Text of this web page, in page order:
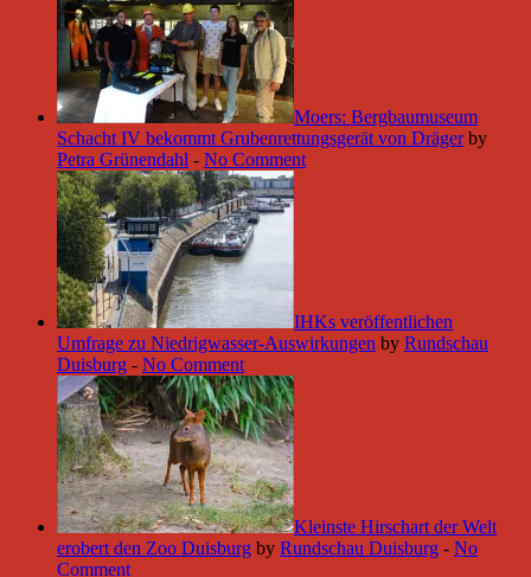
Moers: Bergbaumuseum
Schacht IV bekommt Grubenrettungsgerät von Dräger by
Petra Grünendahl - No Comment
IHKs veröffentlichen
Umfrage zu Niedrigwasser-Auswirkungen by Rundschau
Duisburg - No Comment
Kleinste Hirschart der Welt
erobert den Zoo Duisburg by Rundschau Duisburg - No
Comment